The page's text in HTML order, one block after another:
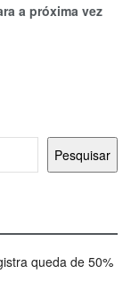
a próxima vez
Pesquisar
queda de 50%